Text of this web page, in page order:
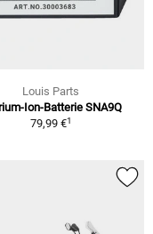
Louis Parts
Ion-Batterie SNA9Q
79,99 €1